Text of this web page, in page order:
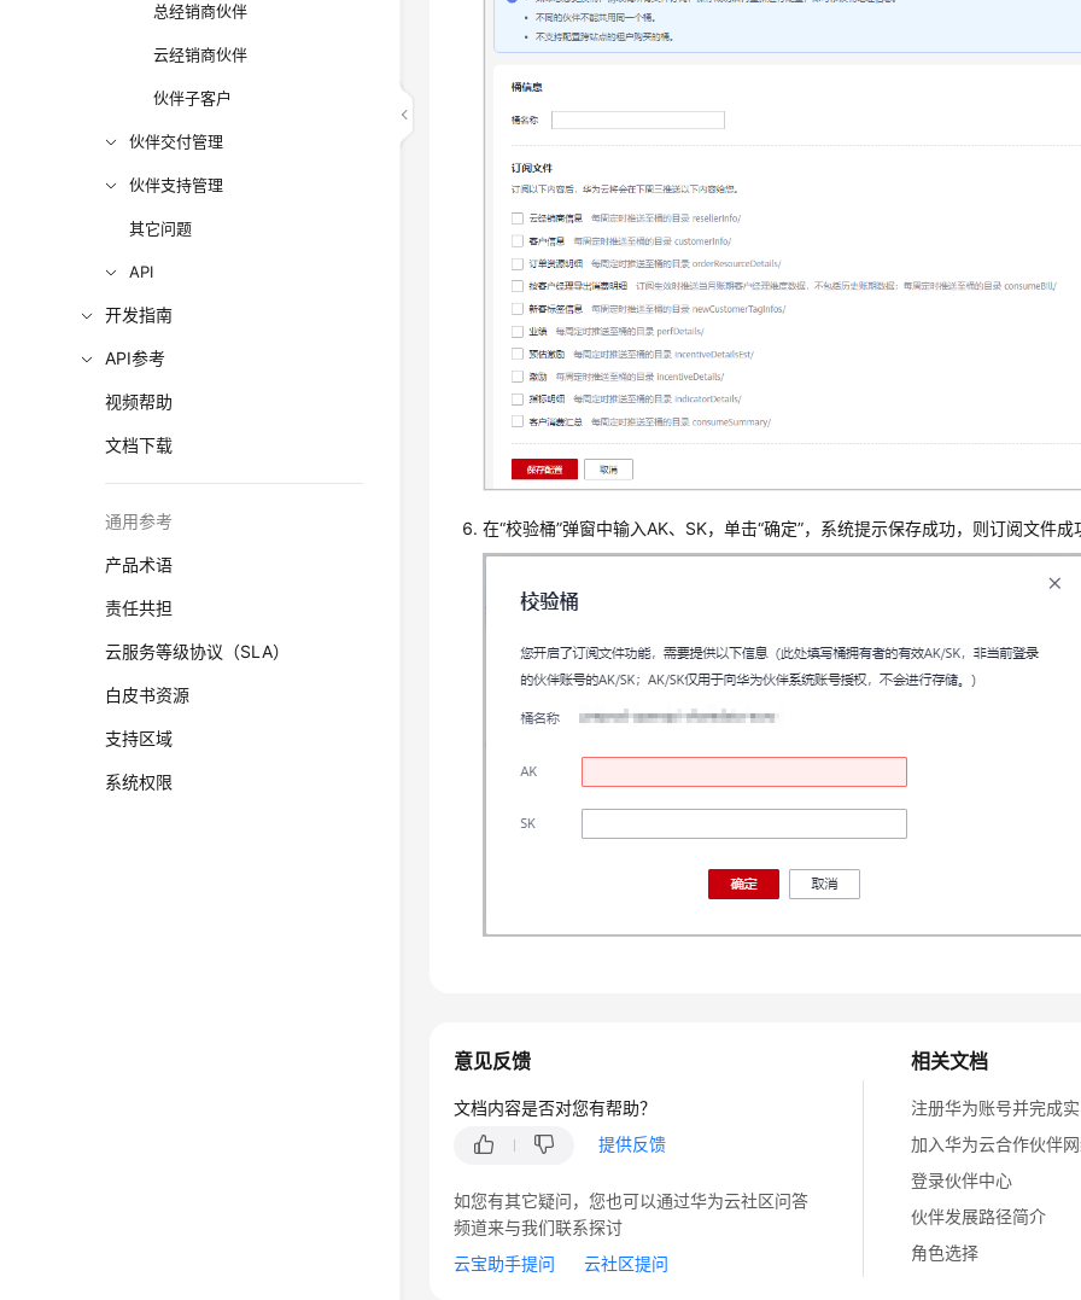
总经销商伙伴
云经销商伙伴
伙伴子客户
伙伴交付管理
伙伴支持管理
其它问题
API
开发指南
API参考
视频帮助
文档下载
通用参考
产品术语
责任共担
云服务等级协议（SLA）
白皮书资源
支持区域
系统权限
在“校验桶”弹窗中输入AK、SK，单击“确定”，系统提示保存成功，则订阅文件成
相关文档
注册华为账号并完成
加入华为云合作伙伴
登录伙伴中心
伙伴发展路径简介
角色选择
意见反馈
文档内容是否对您有帮助？
提供反馈
如您有其它疑问，您也可以通过华为云社区问答
频道来与我们联系探讨
云宝助手提问
云社区提问